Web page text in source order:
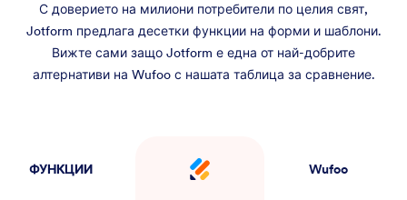
С доверието на милиони потребители по целия свят,
Jotform предлага десетки функции на форми и шаблони.
Вижте сами защо Jotform е една от най-добрите
алтернативи на Wufoo с нашата таблица за сравнение.
ФУНКЦИИ Jotform Wufoo